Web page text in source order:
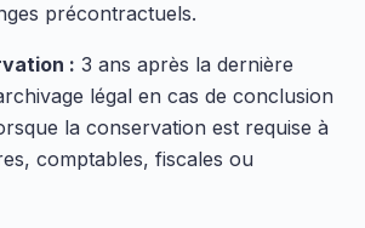
précontractuels.
: 3 ans après la dernière
légal en cas de conclusion
la conservation est requise à
comptables, fiscales ou